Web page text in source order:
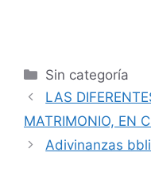
Sin categoría
LAS
MATRIMONIO, EN
Adivinanzas